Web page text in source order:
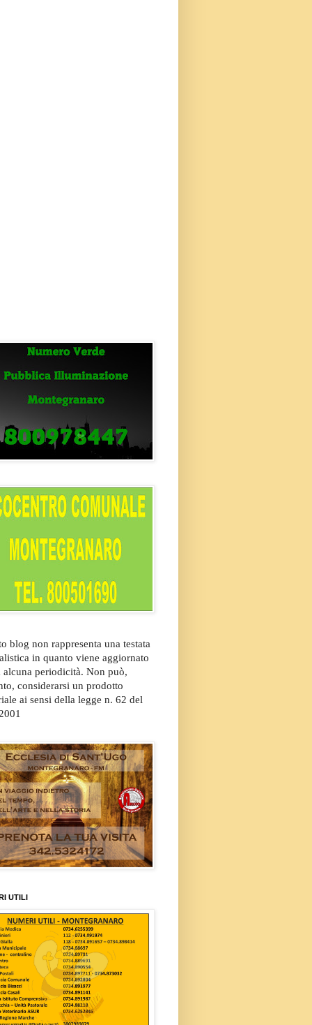
blog non rappresenta una testata
in quanto viene aggiornato
alcuna periodicità. Non può,
considerarsi un prodotto
ai sensi della legge n. 62 del
UTILI